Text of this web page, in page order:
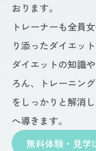
おります。
トレーナーも全員
り添ったダイエッ
ダイエットの知識
ろん、トレーニン
をしっかりと解消
へ導きます。
無料体験・見学